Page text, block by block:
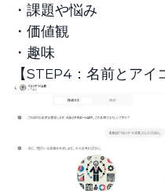
・課題や悩み
・価値観
・趣味
【STEP4：名前とアイ